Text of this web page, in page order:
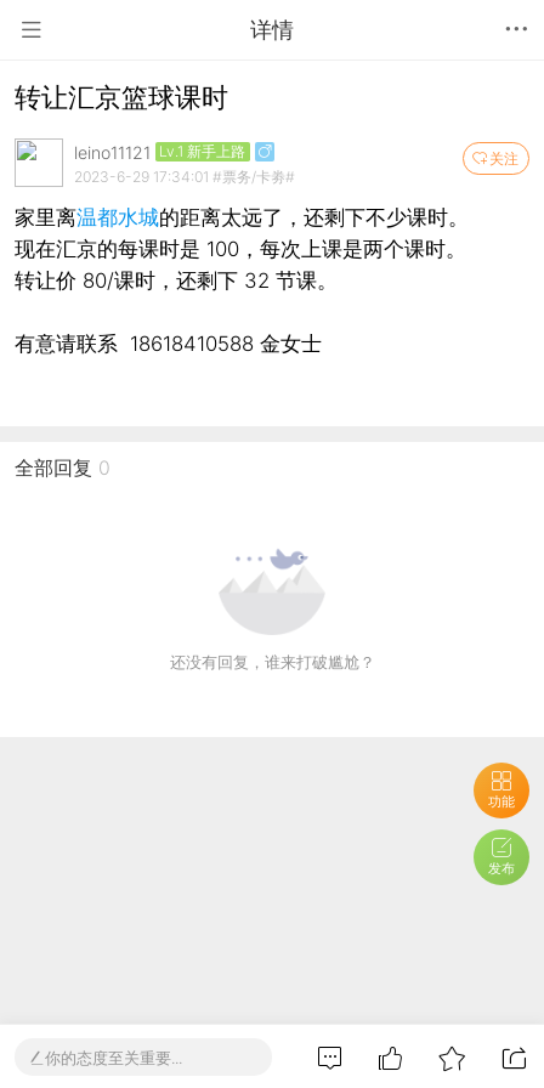
详情
功能
发布
转让汇京篮球课时
关注
leino11121 Lv.1 新手上路
2023-6-29 17:34:01 #票务/卡劵#
家里离温都水城的距离太远了，还剩下不少课时。
现在汇京的每课时是 100，每次上课是两个课时。
转让价 80/课时，还剩下 32 节课。
有意请联系 18618410588 金女士
全部回复 0
还没有回复，谁来打破尴尬？
你的态度至关重要...